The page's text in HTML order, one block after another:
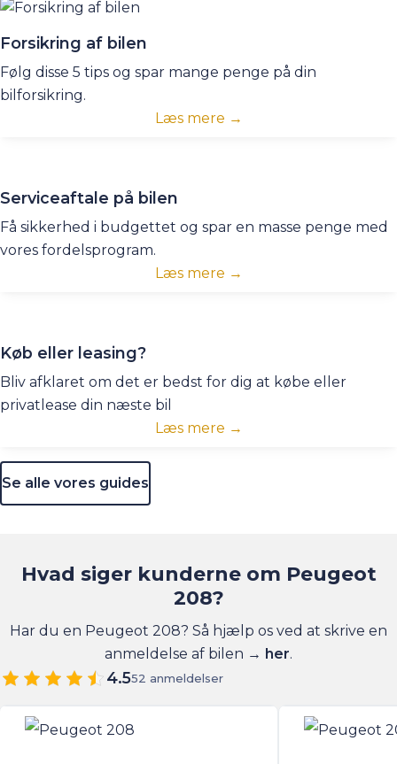
Forsikring af bilen
Følg disse 5 tips og spar mange penge på din
bilforsikring.
Læs mere →
Serviceaftale på bilen
Få sikkerhed i budgettet og spar en masse penge med
vores fordelsprogram.
Læs mere →
Køb eller leasing?
Bliv afklaret om det er bedst for dig at købe eller
privatlease din næste bil
Læs mere →
Se alle vores guides
Hvad siger kunderne om Peugeot
208?
Har du en Peugeot 208? Så hjælp os ved at skrive en
anmeldelse af bilen → her.
4.552 anmeldelser